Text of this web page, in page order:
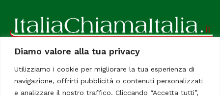
Diamo valore alla tua privacy
Utilizziamo i cookie per migliorare la tua esperienza di
navigazione, offrirti pubblicità o contenuti personalizzati
e analizzare il nostro traffico. Cliccando “Accetta tutti”,
ItaliaChiamaItalia, il TUO quotidiano online preferito.
Dedicato in particolare a tutti gli italiani residenti all'estero.
Tutti i diritti sono riservati. Quotidiano online indipendente